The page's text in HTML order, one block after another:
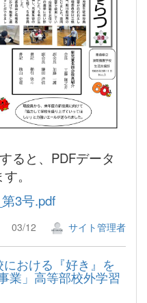
ると、PDFデータ
。
3号.pdf
03/12 サイト管理者
における『好き』を
業」高等部校外学習